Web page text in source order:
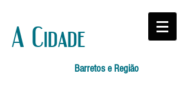
A Cidade
Barretos e Região